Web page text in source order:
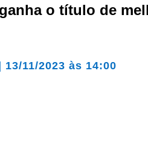
o título de
13/11/2023 às 14:00